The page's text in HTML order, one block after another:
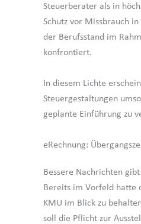
Steuerberater als in
Schutz vor Missbrauch
der Berufsstand im
konfrontiert.
In diesem Lichte
Steuergestaltungen
geplante Einführung zu
eRechnung:
Bessere Nachrichten
Bereits im Vorfeld hatte
KMU im Blick zu
soll die Pflicht zur